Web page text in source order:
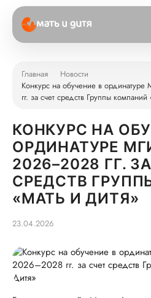
Главная
Новости
Конкурс на обучение в
гг. за счет средств Группы
КОНКУРС НА
ОРДИНАТУРЕ
2026–2028 ГГ.
СРЕДСТВ
«МАТЬ И ДИТЯ»
23.04.2026